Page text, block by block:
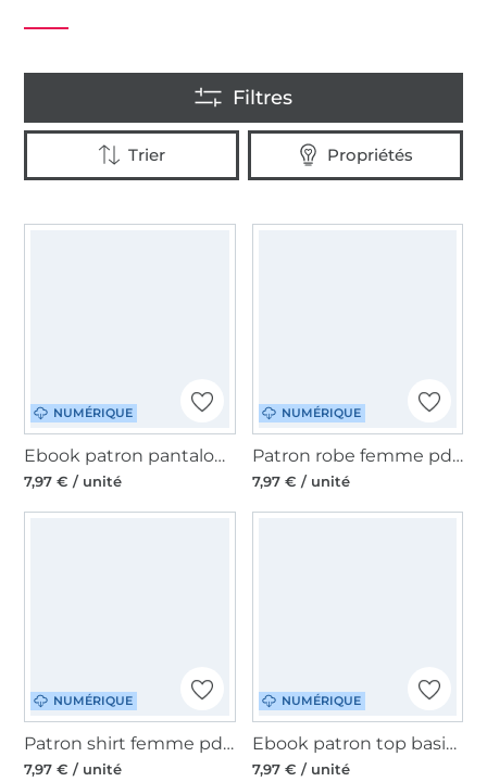
NUMÉRIQUE
Ebook patron pantalon femme 'Palazzohose' Lillesol & Pelle, en allemand
7,97 € / unité
NUMÉRIQUE
Patron robe femme pdf Camela Lillesol & Pelle, en allemand
7,97 € / unité
NUMÉRIQUE
Patron shirt femme pdf Solea Lillesol & Pelle, en allemand
7,97 € / unité
NUMÉRIQUE
Ebook patron top basic femme Lillesol & Pelle, en allemand
7,97 € / unité